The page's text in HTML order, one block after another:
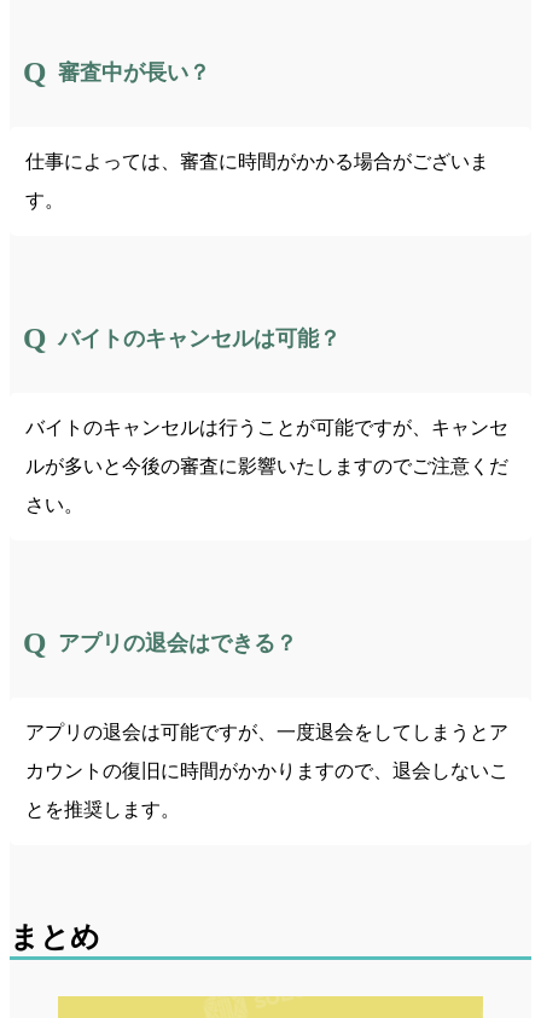
審査中が長い？
仕事によっては、審査に時間がかかる場合がございま
す。
バイトのキャンセルは可能？
バイトのキャンセルは行うことが可能ですが、キャンセ
ルが多いと今後の審査に影響いたしますのでご注意くだ
さい。
アプリの退会はできる？
アプリの退会は可能ですが、一度退会をしてしまうとア
カウントの復旧に時間がかかりますので、退会しないこ
とを推奨します。
まとめ